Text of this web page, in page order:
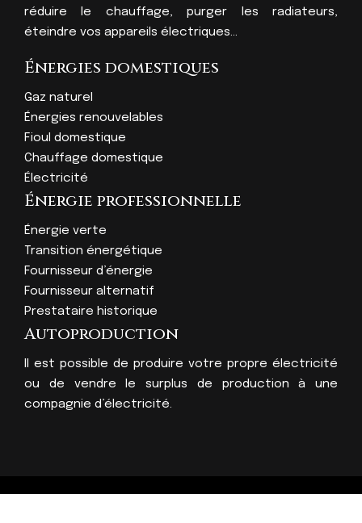
réduire le chauffage, purger les radiateurs,
éteindre vos appareils électriques…
Énergies domestiques
Gaz naturel
Énergies renouvelables
Fioul domestique
Chauffage domestique
Électricité
Énergie professionnelle
Énergie verte
Transition énergétique
Fournisseur d’énergie
Fournisseur alternatif
Prestataire historique
Autoproduction
Il est possible de produire votre propre électricité
ou de vendre le surplus de production à une
compagnie d’électricité.